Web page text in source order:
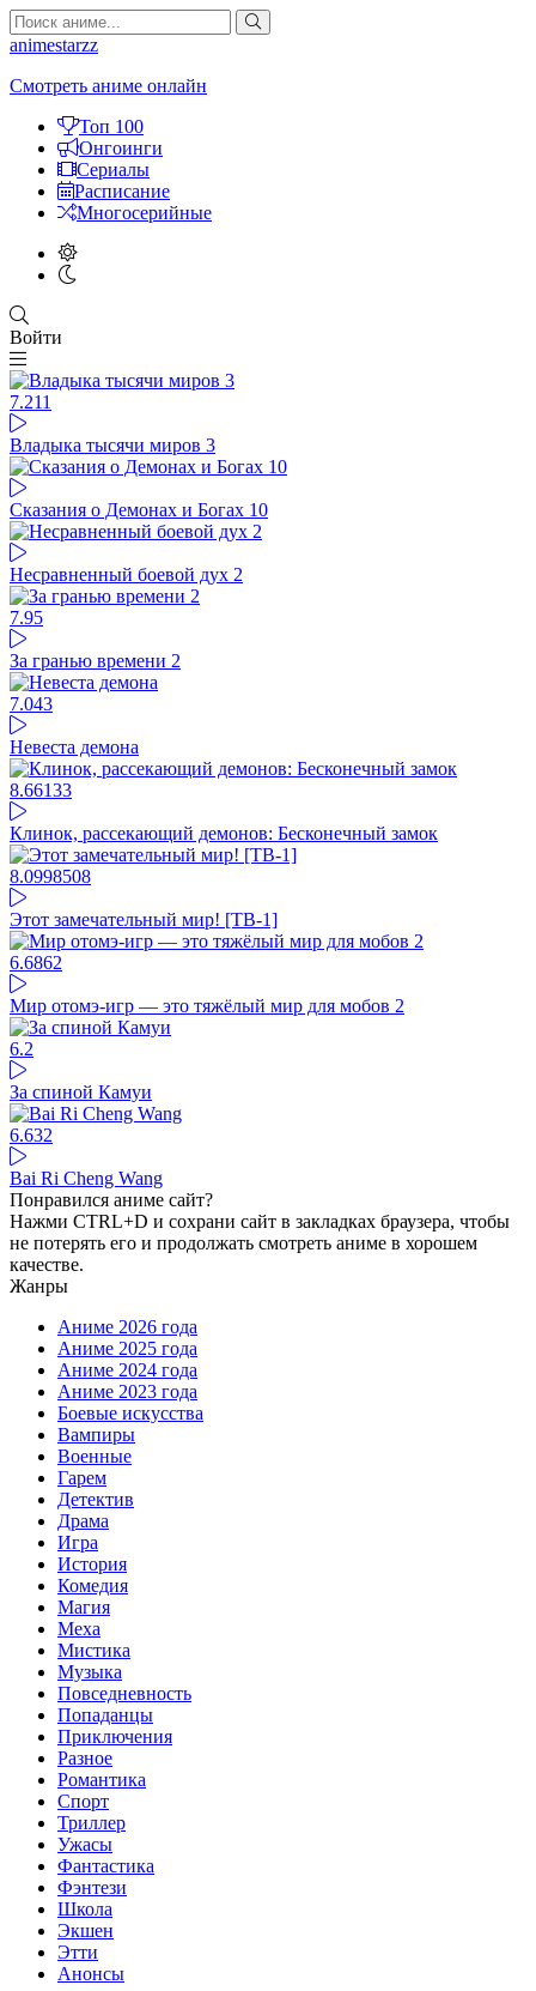
animestarzz
Смотреть аниме онлайн
Топ 100
Онгоинги
Сериалы
Расписание
Многосерийные
Войти
7.211
Владыка тысячи миров 3
Сказания о Демонах и Богах 10
Несравненный боевой дух 2
7.95
За гранью времени 2
7.043
Невеста демона
8.66133
Клинок, рассекающий демонов: Бесконечный замок
8.0998508
Этот замечательный мир! [ТВ-1]
6.6862
Мир отомэ-игр — это тяжёлый мир для мобов 2
6.2
За спиной Камуи
6.632
Bai Ri Cheng Wang
Понравился аниме сайт?
Нажми CTRL+D и сохрани сайт в закладках браузера, чтобы
не потерять его и продолжать смотреть аниме в хорошем
качестве.
Жанры
Аниме 2026 года
Аниме 2025 года
Аниме 2024 года
Аниме 2023 года
Боевые искусства
Вампиры
Военные
Гарем
Детектив
Драма
Игра
История
Комедия
Магия
Меха
Мистика
Музыка
Повседневность
Попаданцы
Приключения
Разное
Романтика
Спорт
Триллер
Ужасы
Фантастика
Фэнтези
Школа
Экшен
Этти
Анонсы